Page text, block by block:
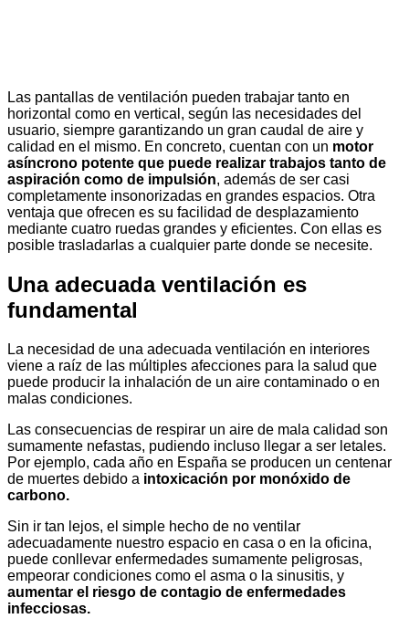
Las pantallas de ventilación pueden trabajar tanto en
horizontal como en vertical, según las necesidades del
usuario, siempre garantizando un gran caudal de aire y
calidad en el mismo. En concreto, cuentan con un motor
asíncrono potente que puede realizar trabajos tanto de
aspiración como de impulsión, además de ser casi
completamente insonorizadas en grandes espacios. Otra
ventaja que ofrecen es su facilidad de desplazamiento
mediante cuatro ruedas grandes y eficientes. Con ellas es
posible trasladarlas a cualquier parte donde se necesite.
Una adecuada ventilación es
fundamental
La necesidad de una adecuada ventilación en interiores
viene a raíz de las múltiples afecciones para la salud que
puede producir la inhalación de un aire contaminado o en
malas condiciones.
Las consecuencias de respirar un aire de mala calidad son
sumamente nefastas, pudiendo incluso llegar a ser letales.
Por ejemplo, cada año en España se producen un centenar
de muertes debido a intoxicación por monóxido de
carbono.
Sin ir tan lejos, el simple hecho de no ventilar
adecuadamente nuestro espacio en casa o en la oficina,
puede conllevar enfermedades sumamente peligrosas,
empeorar condiciones como el asma o la sinusitis, y
aumentar el riesgo de contagio de enfermedades
infecciosas.